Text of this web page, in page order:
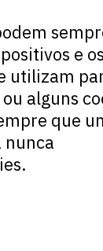
e os
utilizam
alguns
que
nunca
.